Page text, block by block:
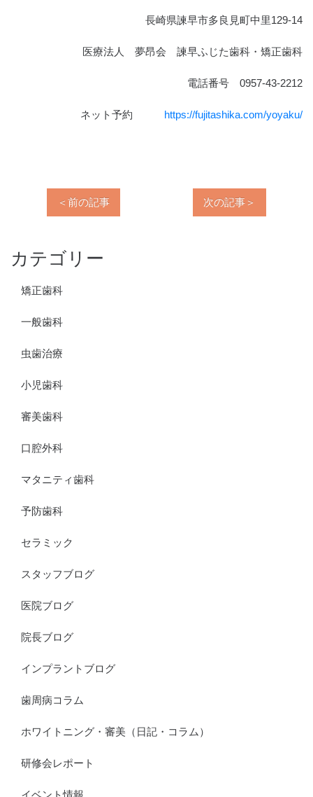
長崎県諫早市多良見町中里129-14
医療法人 夢昂会 諫早ふじた歯科・矯正歯科
電話番号 0957-43-2212
ネット予約 https://fujitashika.com/yoyaku/
＜前の記事 次の記事＞
カテゴリー
矯正歯科
一般歯科
虫歯治療
小児歯科
審美歯科
口腔外科
マタニティ歯科
予防歯科
セラミック
スタッフブログ
医院ブログ
院長ブログ
インプラントブログ
歯周病コラム
ホワイトニング・審美（日記・コラム）
研修会レポート
イベント情報